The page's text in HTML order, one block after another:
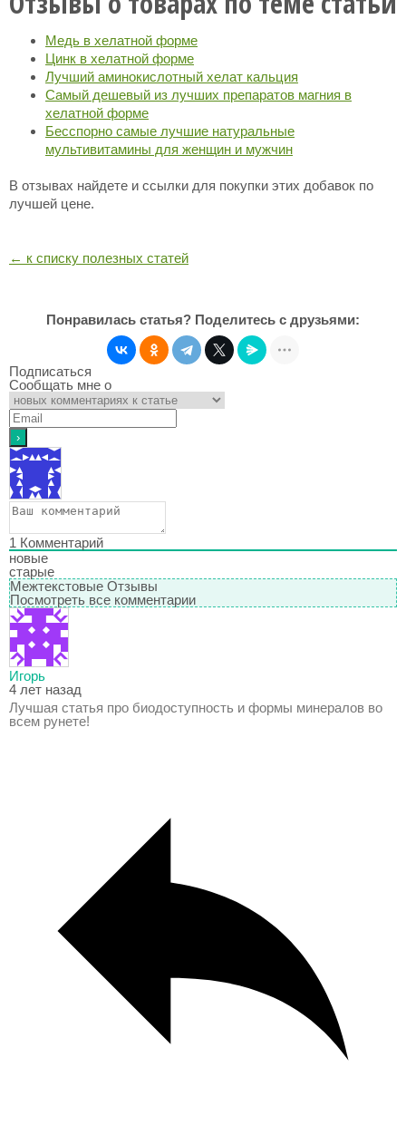
Медь в хелатной форме
Цинк в хелатной форме
Лучший аминокислотный хелат кальция
Самый дешевый из лучших препаратов магния в
хелатной форме
Бесспорно самые лучшие натуральные
мультивитамины для женщин и мужчин
В отзывах найдете и ссылки для покупки этих добавок по
лучшей цене.
← к списку полезных статей
Понравилась статья? Поделитесь с друзьями:
Подписаться
Сообщать мне о
1 Комментарий
новые
старые
Межтекстовые Отзывы
Посмотреть все комментарии
Игорь
4 лет назад
Лучшая статья про биодоступность и формы минералов во
всем рунете!